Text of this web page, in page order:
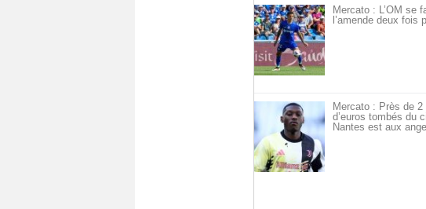
Mercato : L’OM se
l’amende deux fois
Mercato : Près de 2
d’euros tombés du
Nantes est aux